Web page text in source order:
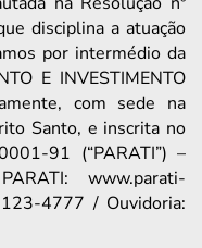
disciplina a atuação
por intermédio da
E INVESTIMENTO
com sede na
Santo, e inscrita no
91 (“PARATI”) –
www.parati-
4777 / Ouvidoria: